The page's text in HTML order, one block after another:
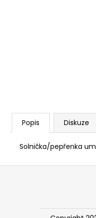
Popis Diskuze
Solnička/pepřenka
Z